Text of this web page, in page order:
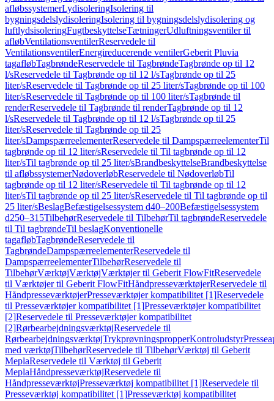
afløbssystemerLydisoleringIsolering til
bygningsdelslydisoleringIsolering til bygningsdelslydisolering og
luftlydsisoleringFugtbeskyttelseTætningerUdluftningsventiler til
afløbVentilationsventilerReservedele til
VentilationsventilerEnergireducerende ventilerGeberit Pluvia
tagafløbTagbrøndeReservedele til TagbrøndeTagbrønde op til 12
l/sReservedele til Tagbrønde op til 12 l/sTagbrønde op til 25
liter/sReservedele til Tagbrønde op til 25 liter/sTagbrønde op til 100
liter/sReservedele til Tagbrønde op til 100 liter/sTagbrønde til
renderReservedele til Tagbrønde til renderTagbrønde op til 12
l/sReservedele til Tagbrønde op til 12 l/sTagbrønde op til 25
liter/sReservedele til Tagbrønde op til 25
liter/sDampspærreelementerReservedele til DampspærreelementerTil
tagbrønde op til 12 liter/sReservedele til Til tagbrønde op til 12
liter/sTil tagbrønde op til 25 liter/sBrandbeskyttelseBrandbeskyttelse
til afløbssystemerNødoverløbReservedele til NødoverløbTil
tagbrønde op til 12 liter/sReservedele til Til tagbrønde op til 12
liter/sTil tagbrønde op til 25 liter/sReservedele til Til tagbrønde op til
25 liter/sBeslagBefæstigelsessystem d40–200Befæstigelsessystem
d250–315TilbehørReservedele til TilbehørTil tagbrøndeReservedele
til Til tagbrøndeTil beslagKonventionelle
tagafløbTagbrøndeReservedele til
TagbrøndeDampspærreelementerReservedele til
DampspærreelementerTilbehørReservedele til
TilbehørVærktøjVærktøjVærktøjer til Geberit FlowFitReservedele
til Værktøjer til Geberit FlowFitHåndpresseværktøjerReservedele til
HåndpresseværktøjerPresseværktøjer kompatibilitet [1]Reservedele
til Presseværktøjer kompatibilitet [1]Presseværktøjer kompatibilitet
[2]Reservedele til Presseværktøjer kompatibilitet
[2]RørbearbejdningsværktøjReservedele til
RørbearbejdningsværktøjTrykprøvningspropperKontroludstyr
med værktøjTilbehørReservedele til TilbehørVærktøj til Geberit
MeplaReservedele til Værktøj til Geberit
MeplaHåndpresseværktøjReservedele til
HåndpresseværktøjPresseværktøj kompatibilitet [1]Reservedele til
Presseværktøj kompatibilitet [1]Presseværktøj kompatibilitet